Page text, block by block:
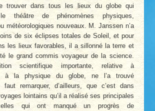
trouver dans tous les lieux du globe qui
théâtre de phénomènes physiques,
météorologiques nouveaux. M. Janssen n’a
de six éclipses totales de Soleil, et pour
les lieux favorables, il a sillonné la terre et
le grand commis voyageur de la science.
scientifique importante, relative à
à la physique du globe, ne l’a trouvé
remarquer, d’ailleurs, que c’est dans
lointains qu’il a réalisé ses principales
qui ont manqué un progrès de